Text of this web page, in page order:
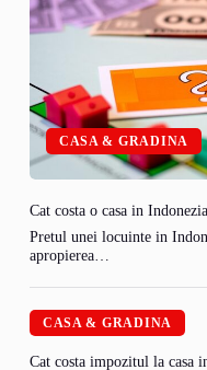
CASA & GRADINA
Cat costa o casa in
Pretul unei locuinte in
apropierea…
CASA & GRADINA
Cat costa impozitul la casa